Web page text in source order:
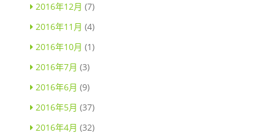
2016年12月 (7)
2016年11月 (4)
2016年10月 (1)
2016年7月 (3)
2016年6月 (9)
2016年5月 (37)
2016年4月 (32)